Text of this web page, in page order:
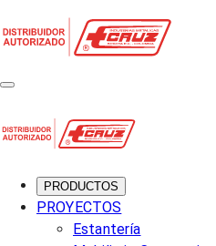
PRODUCTOS
PROYECTOS
Estantería